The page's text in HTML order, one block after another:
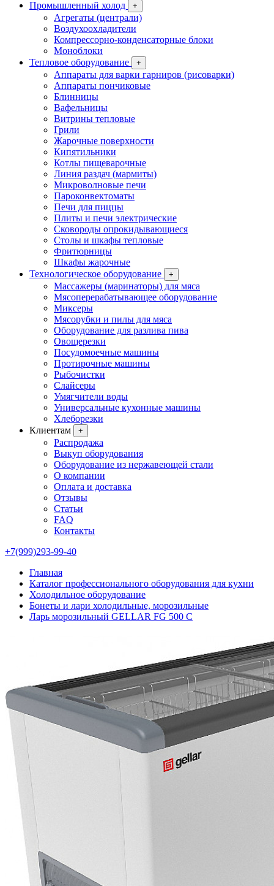
Промышленный холод +
Агрегаты (централи)
Воздухоохладители
Компрессорно-конденсаторные блоки
Моноблоки
Тепловое оборудование
+
Аппараты для варки гарниров (рисоварки)
Аппараты пончиковые
Блинницы
Вафельницы
Витрины тепловые
Грили
Жарочные поверхности
Кипятильники
Котлы пищеварочные
Линия раздач (мармиты)
Микроволновые печи
Пароконвектоматы
Печи для пиццы
Плиты и печи электрические
Сковороды опрокидывающиеся
Столы и шкафы тепловые
Фритюрницы
Шкафы жарочные
Технологическое оборудование
+
Массажеры (маринаторы) для мяса
Мясоперерабатывающее оборудование
Миксеры
Мясорубки и пилы для мяса
Оборудование для разлива пива
Овощерезки
Посудомоечные машины
Протирочные машины
Рыбочистки
Слайсеры
Умягчители воды
Универсальные кухонные машины
Хлеборезки
Клиентам
+
Распродажа
Выкуп оборудования
Оборудование из нержавеющей стали
О компании
Оплата и доставка
Отзывы
Статьи
FAQ
Контакты
+7(999)293-99-40
Главная
Каталог профессионального оборудования для кухни
Холодильное оборудование
Бонеты и лари холодильные, морозильные
Ларь морозильный GELLAR FG 500 C